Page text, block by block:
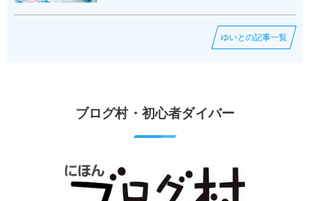
ゆいとの記事一覧
ブログ村・初心者ダイバー